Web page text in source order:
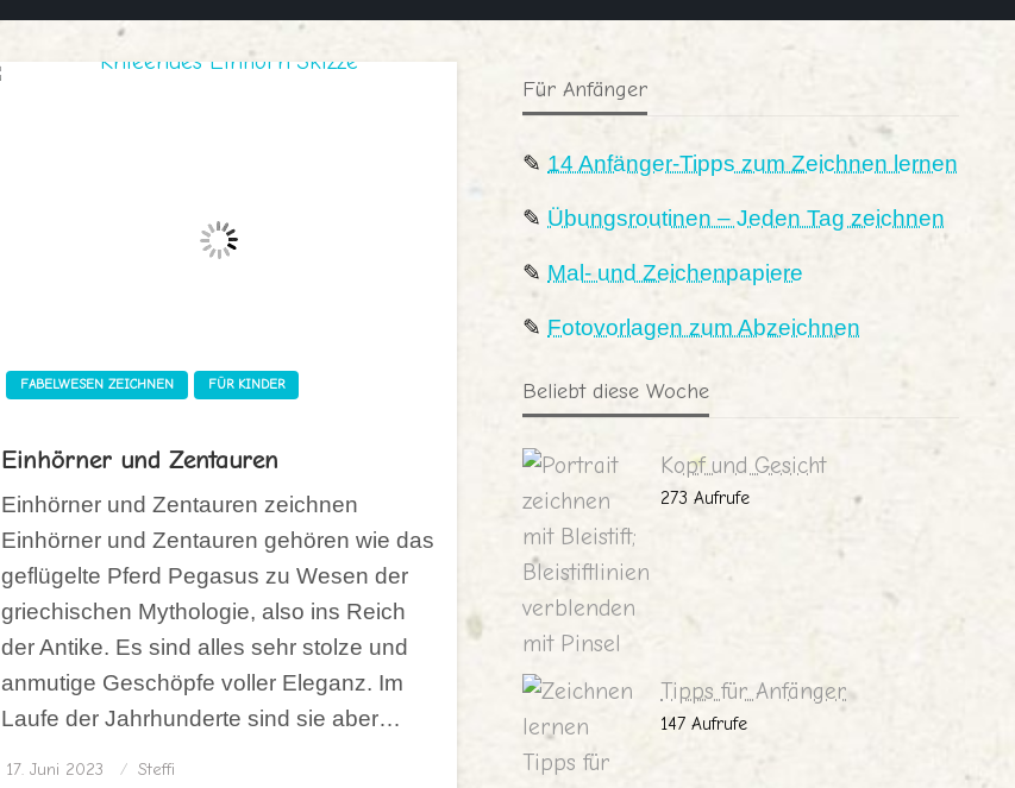
FABELWESEN ZEICHNEN FÜR KINDER
Einhörner und Zentauren
Einhörner und Zentauren zeichnen
Einhörner und Zentauren gehören wie das
geflügelte Pferd Pegasus zu Wesen der
griechischen Mythologie, also ins Reich
der Antike. Es sind alles sehr stolze und
anmutige Geschöpfe voller Eleganz. Im
Laufe der Jahrhunderte sind sie aber…
Posted
on
17. Juni 2023 Steffi
Für Anfänger
✎ 14 Anfänger-Tipps zum Zeichnen lernen
✎ Übungsroutinen – Jeden Tag zeichnen
✎ Mal- und Zeichenpapiere
✎ Fotovorlagen zum Abzeichnen
Beliebt diese Woche
Kopf und Gesicht
273 Aufrufe
Tipps für Anfänger
147 Aufrufe